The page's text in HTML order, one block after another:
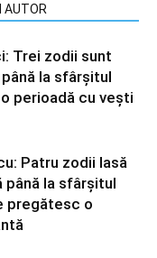
AUTOR
Trei zodii sunt
la sfârșitul
perioadă cu vești
Patru zodii lasă
până la sfârșitul
pregătesc o